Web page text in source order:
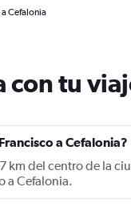
Cefalonia
con tu
a Cefalonia?
km del centro de la
a Cefalonia.